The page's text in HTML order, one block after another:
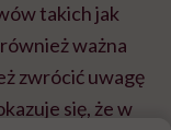
takich jak
ważna
zwrócić uwagę
się, że w